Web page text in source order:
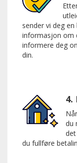
sender vi deg
informasjon om
informere deg
din.
4.
du
du fullføre